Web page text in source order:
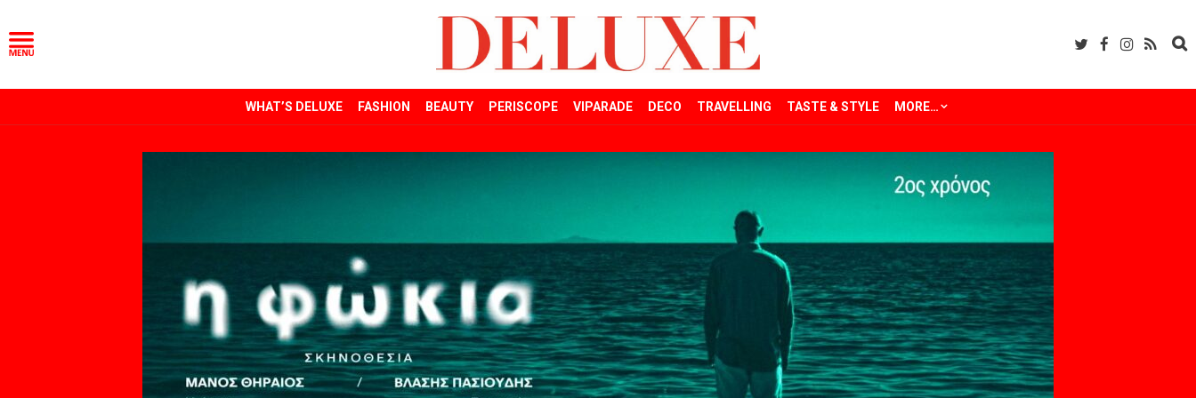
WHAT’S DELUXE FASHION BEAUTY PERISCOPE VIPARADE DECO TRAVELLING TASTE & STYLE MORE…